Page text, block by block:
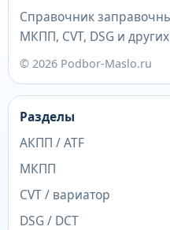
Справочник
МКПП, CVT, DSG и
© 2026 Podbor-Maslo.ru
Разделы
АКПП / ATF
МКПП
CVT / вариатор
DSG / DCT